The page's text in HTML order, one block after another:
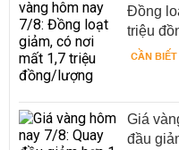
Đồng
triệu
CẦN BIẾT
Giá
đầu